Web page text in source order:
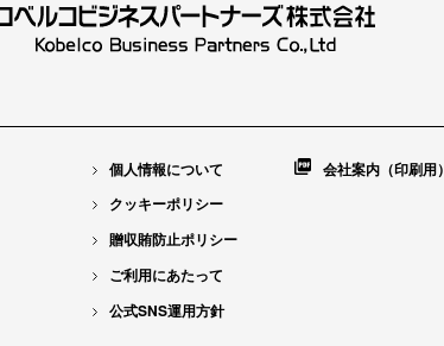
個人情報について
クッキーポリシー
贈収賄防止ポリシー
ご利用にあたって
公式SNS運用方針
会社案内（印刷用）